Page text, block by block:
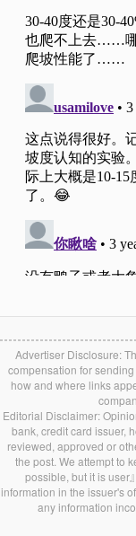
Advertiser Disclosure:
compensation for
how and where links
Editorial Disclaimer:
bank, credit card issuer,
reviewed, approved or
the post. We attempt to
possible, but it is user
information in the issuer's
any information